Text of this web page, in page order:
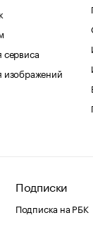
сервиса
изображений
Подписки
Подписка на РБК